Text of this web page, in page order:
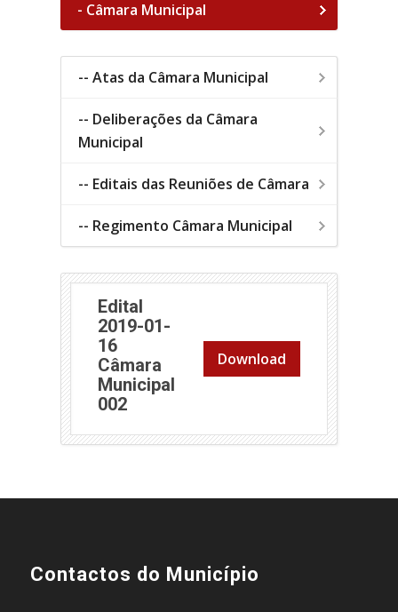
- Câmara Municipal
-- Atas da Câmara Municipal
-- Deliberações da Câmara
Municipal
-- Editais das Reuniões de Câmara
-- Regimento Câmara Municipal
Edital
2019-01-
16
Câmara
Municipal
002(abre em nova janela)
Download
Contactos do Município